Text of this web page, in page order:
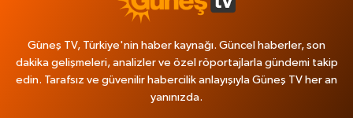
Güneş TV, Türkiye'nin haber kaynağı. Güncel haberler, son
dakika gelişmeleri, analizler ve özel röportajlarla gündemi takip
edin. Tarafsız ve güvenilir habercilik anlayışıyla Güneş TV her an
yanınızda.